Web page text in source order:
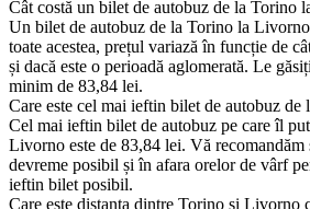
Cât costă un bilet de autobuz de la Torino
Un bilet de autobuz de la Torino la
toate acestea, prețul variază în funcție de
și dacă este o perioadă aglomerată. Le
minim de 83,84 lei.
Care este cel mai ieftin bilet de autobuz
Cel mai ieftin bilet de autobuz pe care îl
Livorno este de 83,84 lei. Vă recomandăm
devreme posibil și în afara orelor de vârf
ieftin bilet posibil.
Care este distanța dintre Torino și Livorno